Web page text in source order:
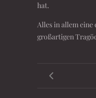
hat.
Alles in allem
großartigen